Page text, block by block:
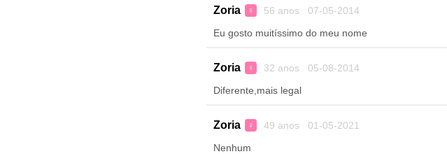
Zoria ♀ 56 anos 07-05-2014
Eu gosto muitíssimo do meu nome
Zoria ♀ 32 anos 05-08-2014
Diferente,mais legal
Zoria ♀ 49 anos 01-05-2021
Nenhum